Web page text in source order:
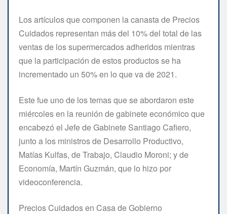
Los artículos que componen la canasta de Precios
Cuidados representan más del 10% del total de las
ventas de los supermercados adheridos mientras
que la participación de estos productos se ha
incrementado un 50% en lo que va de 2021.
Este fue uno de los temas que se abordaron este
miércoles en la reunión de gabinete económico que
encabezó el Jefe de Gabinete Santiago Cafiero,
junto a los ministros de Desarrollo Productivo,
Matías Kulfas, de Trabajo, Claudio Moroni; y de
Economía, Martín Guzmán, que lo hizo por
videoconferencia.
Precios Cuidados en Casa de Gobierno